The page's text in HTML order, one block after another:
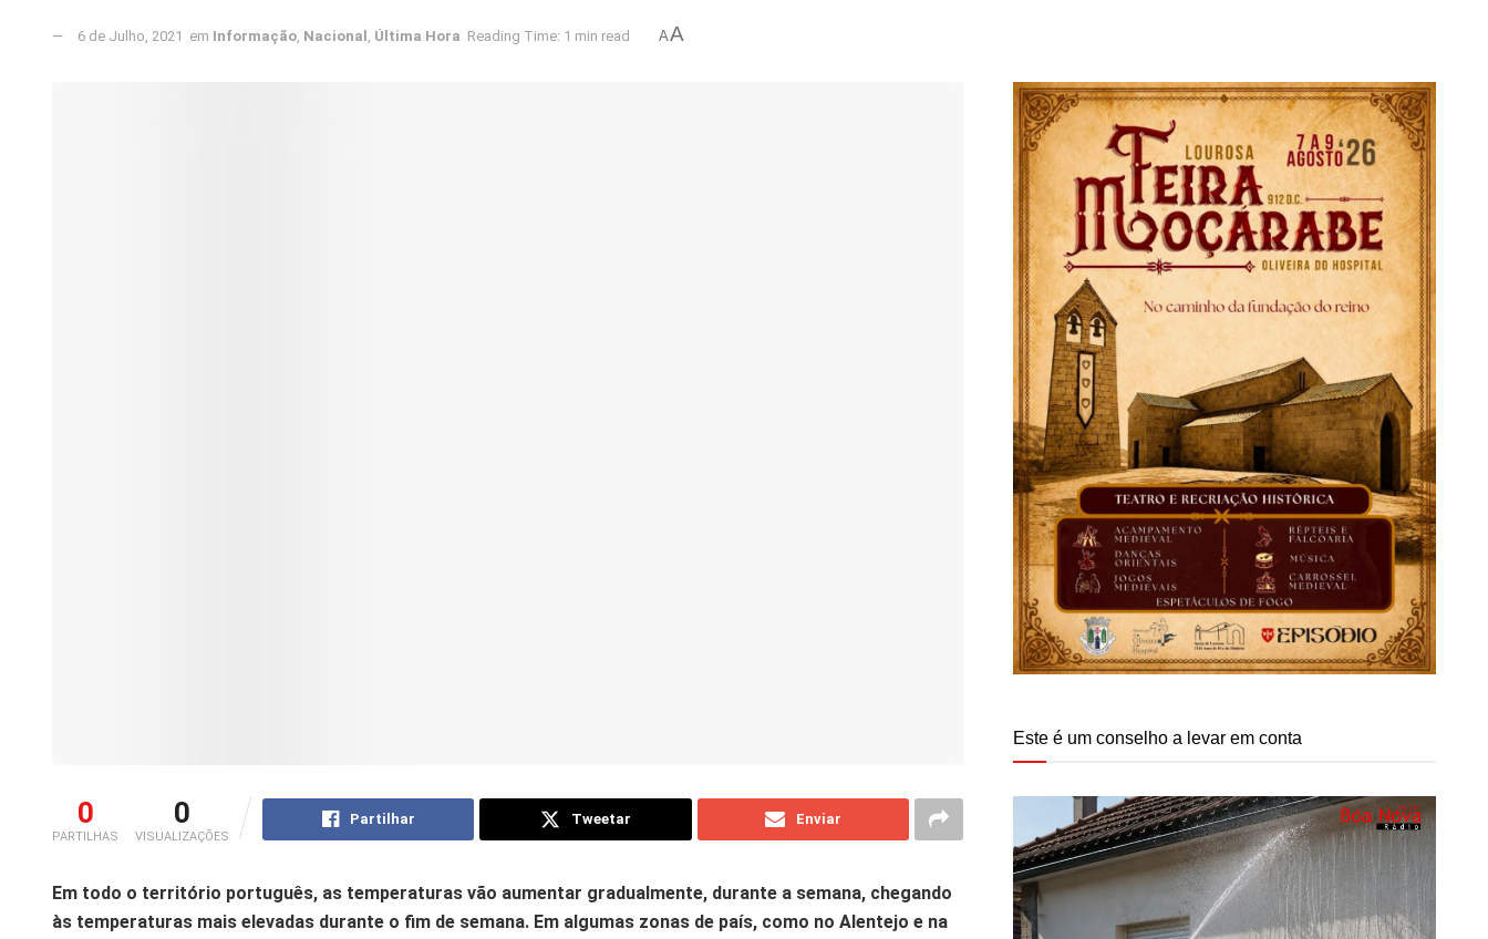
6 de Julho, 2021 em Informação, Nacional , Última Hora Reading Time: 1 min read AA
0
PARTILHAS
0
VISUALIZAÇÕES
Partilhar Tweetar Enviar
Em todo o território português, as temperaturas vão aumentar gradualmente, durante a semana, chegando
às temperaturas mais elevadas durante o fim de semana. Em algumas zonas de país, como no Alentejo e na
Este é um conselho a levar em conta